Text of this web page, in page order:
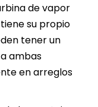
de vapor
tiene su propio
tener un
ambas
en arreglos